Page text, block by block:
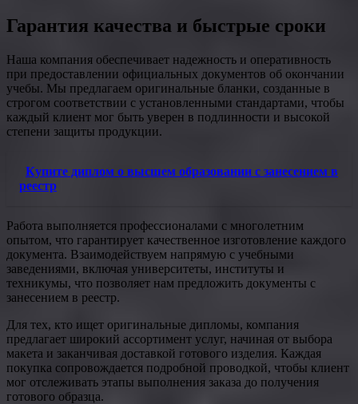
Гарантия качества и быстрые сроки
Наша компания обеспечивает надежность и оперативность
при предоставлении официальных документов об окончании
учебы. Мы предлагаем оригинальные бланки, созданные в
строгом соответствии с установленными стандартами, чтобы
каждый клиент мог быть уверен в подлинности и высокой
степени защиты продукции.
Купите диплом о высшем образовании с занесением в
реестр
Работа выполняется профессионалами с многолетним
опытом, что гарантирует качественное изготовление каждого
документа. Взаимодействуем напрямую с учебными
заведениями, включая университеты, институты и
техникумы, что позволяет нам предложить документы с
занесением в реестр.
Для тех, кто ищет оригинальные дипломы, компания
предлагает широкий ассортимент услуг, начиная от выбора
макета и заканчивая доставкой готового изделия. Каждая
покупка сопровождается подробной проводкой, чтобы клиент
мог отслеживать этапы выполнения заказа до получения
готового образца.